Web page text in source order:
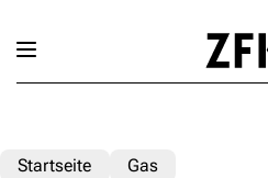
Startseite Gas